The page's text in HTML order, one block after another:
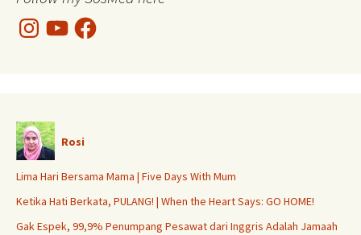
InstagramYouTubeFacebook
Rosi
Lima Hari Bersama Mama | Five Days With Mum
Ketika Hati Berkata, PULANG! | When the Heart Says: GO HOME!
Gak Espek, 99,9% Penumpang Pesawat dari Inggris Adalah Jamaah